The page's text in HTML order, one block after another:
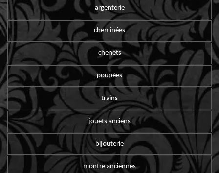
argenterie
cheminées
chenets
poupées
trains
jouets anciens
bijouterie
montre anciennes